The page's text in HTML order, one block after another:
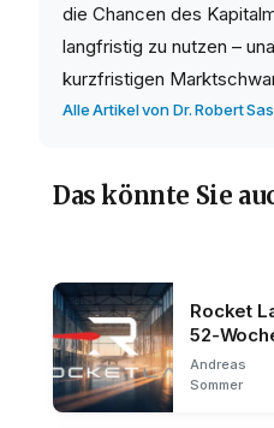
die Chancen des
langfristig zu nutzen –
kurzfristigen
Alle Artikel von Dr. Robert
Das könnte Sie
Rocket
52-
Andreas
Sommer